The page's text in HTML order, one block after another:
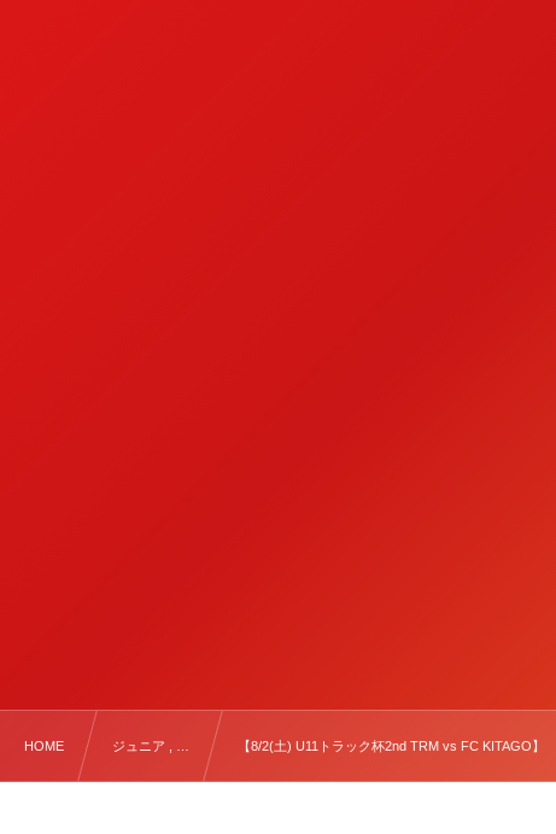
HOME ジュニア , … 【8/2(土) U11トラック杯2nd TRM vs FC KITAGO】